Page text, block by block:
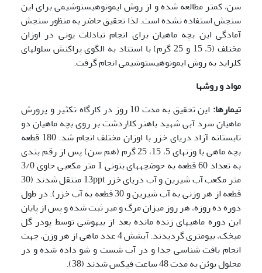
سن، کمتر مطالعه شده و از روش ایمونوهیستوشیمی برای این
سنجش استفاده نشده است. لذا تحقیق حاضر به منظور سنجش
آمادگی این بچه ماهیان برای انجام تبادلات یونی در اوزان
مختلف (5، 15 و 25 گرم) با استناد به الگوی پراکنش سلولهای
کلراید به روش ایمونوهیستوشیمی انجام گرفت.
مواد و روشها
تیمارها:
این تحقیق به مدت 10 روز در کارگاه تکثیر و پرورش
ماهیان سرد آبی شهید باهنر کلاردشت بر روی بچه ماهیان دو
تابستانه آزاد دریای خزر با اوزان مختلف انجام شد. 180 قطعه
بچه ماهی با وزن­های 5، 15، 25 گرم (هم سن) پس از رقم بندی
به تعداد 60 قطعه به حوضچه­های بتونی 1 متر مکعبی حاوی 3/0
متر مکعب آب شیرین و آب دریای خزر 13ppt منتقل شدند (30
قطعه از هر وزنی به آب شیرین و 30 قطعه به آب خزر). در طول
دوره ده روزه، هر روز میزان مرگ و میر ثبت شده و پس از پایان
این دوره ماهی­های زنده مانده بعد از بیهوشی توسط پودر گل
میخک، بیومتری گردیدند. آبشش 4 عدد ماهی از هر وزن، جهت
انجام بافت شناسی جدا و در آب شست و شو داده شده و در
محلول بوئن به مدت 48 ساعت فیکس شدند (38).